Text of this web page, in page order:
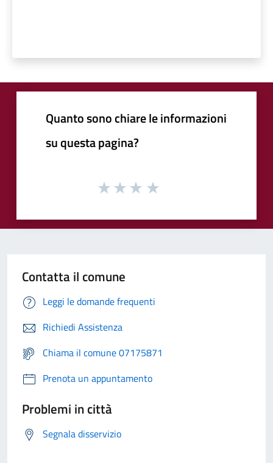
Quanto sono chiare le informazioni
su questa pagina?
Contatta il comune
Leggi le domande frequenti
Richiedi Assistenza
Chiama il comune 07175871
Prenota un appuntamento
Problemi in città
Segnala disservizio